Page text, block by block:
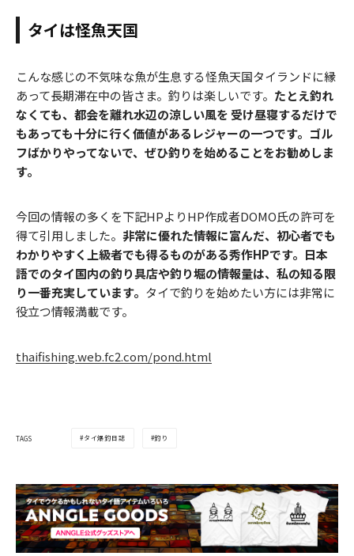
タイは怪魚天国
こんな感じの不気味な魚が生息する怪魚天国タイランドに縁
あって長期滞在中の皆さま。釣りは楽しいです。 たとえ釣れ
なくても、都会を離れ水辺の涼しい風を 受け昼寝するだけで
もあっても十分に行く価値があるレジャーの一つです。ゴル
フばかりやってないで、ぜひ釣りを始めることをお勧めしま
す。
今回の情報の多くを下記HPよりHP作成者DOMO氏の許可を
得て引用しました。 非常に優れた情報に富んだ、初心者でも
わかりやすく上級者でも得るものがある秀作HPです。日本
語でのタイ国内の釣り具店や釣り堀の情報量は、私の知る限
り一番充実しています。 タイで釣りを始めたい方には非常に
役立つ情報満載です。
thaifishing.web.fc2.com/pond.html
TAGS タイ爆釣日誌 釣り